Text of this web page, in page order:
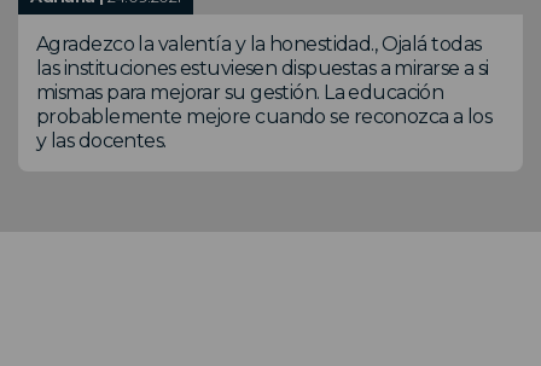
Agradezco la valentía y la honestidad., Ojalá todas
las instituciones estuviesen dispuestas a mirarse a si
mismas para mejorar su gestión. La educación
probablemente mejore cuando se reconozca a los
y las docentes.